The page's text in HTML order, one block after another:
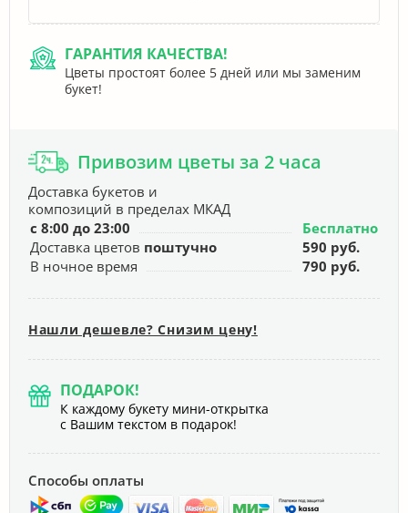
ГАРАНТИЯ КАЧЕСТВА!
Цветы простоят более 5 дней или мы заменим
букет!
Привозим цветы за 2 часа
Доставка букетов и
композиций в пределах МКАД
с 8:00 до 23:00
Бесплатно
Доставка цветов поштучно
590 руб.
В ночное время
790 руб.
Нашли дешевле? Снизим цену!
ПОДАРОК!
К каждому букету мини-открытка
с Вашим текстом в подарок!
Способы оплаты